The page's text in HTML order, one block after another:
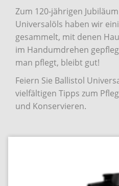
Zum 120-jährigen
Universalöls haben wir
gesammelt, mit denen
im Handumdrehen
man pflegt, bleibt gut!
Feiern Sie Ballistol
vielfältigen Tipps zum
und Konservieren.